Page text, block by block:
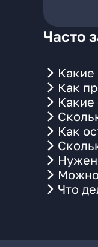
Часто
Какие
Как
Какие
Как
Нужен
Можно
Что